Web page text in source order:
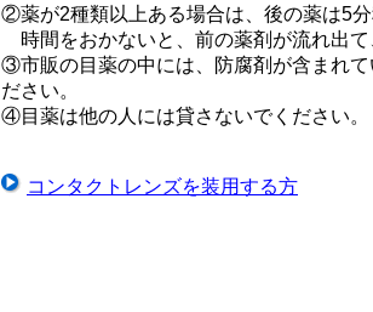
②薬が2種類以上ある場合は、後の薬は5分
時間をおかないと、前の薬剤が流れ出て
③市販の目薬の中には、防腐剤が含まれて
ださい。
④目薬は他の人には貸さないでください。
コンタクトレンズを装用する方